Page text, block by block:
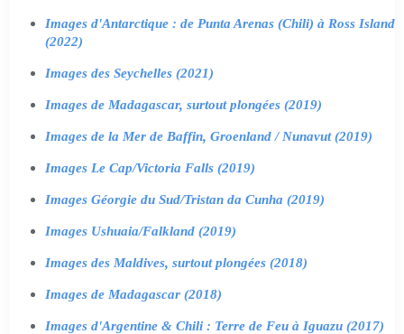
Images d'Antarctique : de Punta Arenas (Chili) à Ross Island
(2022)
Images des Seychelles (2021)
Images de Madagascar, surtout plongées (2019)
Images de la Mer de Baffin, Groenland / Nunavut (2019)
Images Le Cap/Victoria Falls (2019)
Images Géorgie du Sud/Tristan da Cunha (2019)
Images Ushuaia/Falkland (2019)
Images des Maldives, surtout plongées (2018)
Images de Madagascar (2018)
Images d'Argentine & Chili : Terre de Feu à Iguazu (2017)